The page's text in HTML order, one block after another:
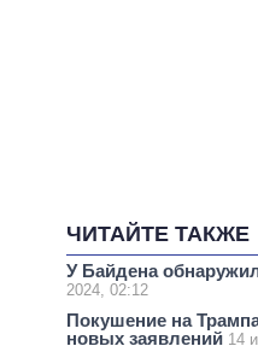
ЧИТАЙТЕ ТАКЖЕ
У Байдена
2024, 02:12
Покушение на
новых заявлений 14